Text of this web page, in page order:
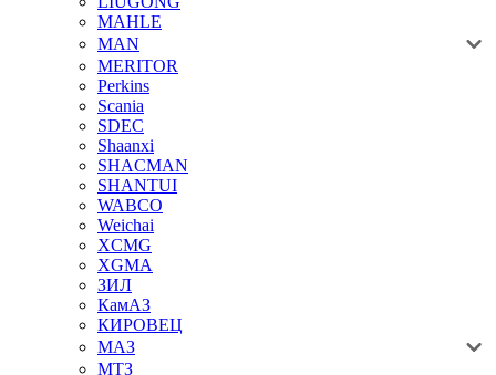
MAHLE
MAN
MERITOR
Perkins
Scania
SDEC
Shaanxi
SHACMAN
SHANTUI
WABCO
Weichai
XCMG
XGMA
ЗИЛ
КамАЗ
КИРОВЕЦ
МАЗ
МТЗ